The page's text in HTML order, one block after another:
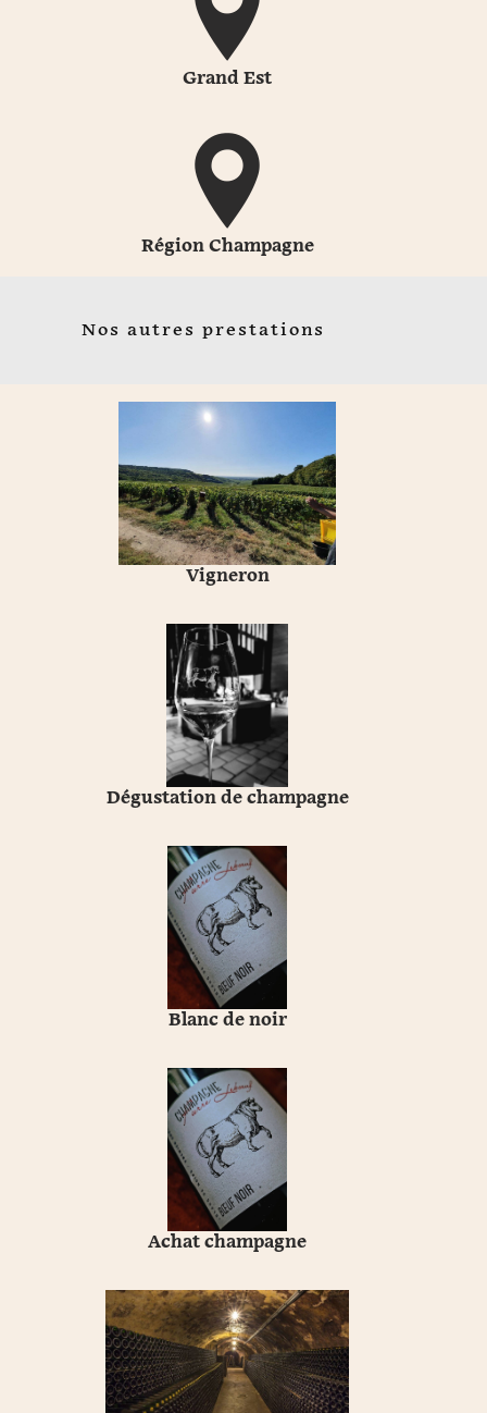
Grand Est
Région Champagne
Nos autres prestations
Vigneron
Dégustation de champagne
Blanc de noir
Achat champagne